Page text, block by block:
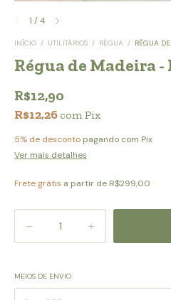
1 /4
INÍCIO / UTILITÁRIOS / RÉGUA / RÉGUA
Régua de Madeira -
R$12,90
R$12,26 com Pix
5% de desconto pagando com Pix
Ver mais detalhes
Frete grátis a partir de R$299,00
Entregas para o CEP:
MEIOS DE ENVIO